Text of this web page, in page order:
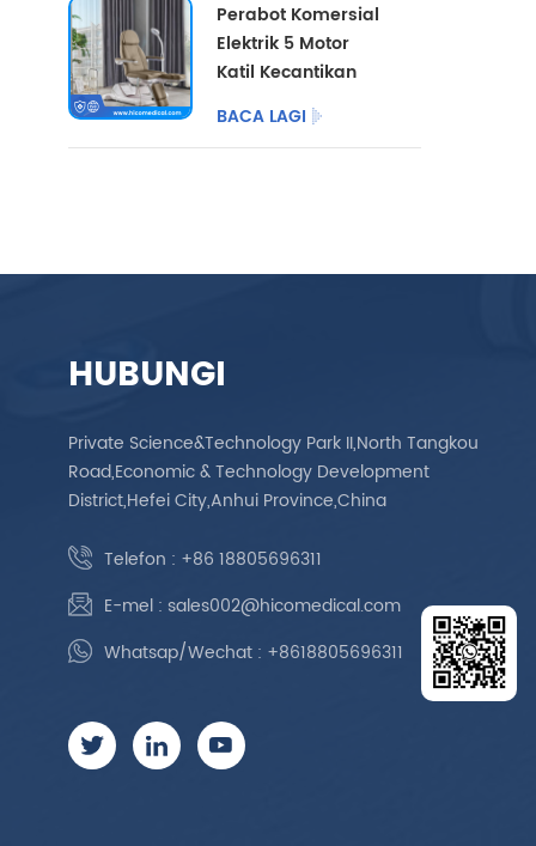
untuk Pusat
Podiatri
Perabot Komersial
Elektrik 5 Motor
Katil Kecantikan
dengan Kaki
Berbelah
BACA LAGI
HUBUNGI
Private Science&Technology Park II,North Tangkou
Road,Economic & Technology Development
District,Hefei City,Anhui Province,China
Telefon : +86 18805696311
E-mel : sales002@hicomedical.com
Whatsap/Wechat : +8618805696311